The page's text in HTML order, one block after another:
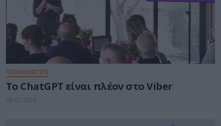
ΤΕΧΝΟΛΟΓΙΕΣ
Το ChatGPT είναι πλέον στο Viber
03.07.2026